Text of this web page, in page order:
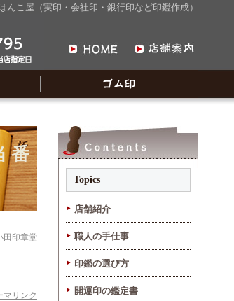
こ屋（実印・会社印・銀行印など印鑑作成）
番
田印章堂
マリンク
Topics
店舗紹介
職人の手仕事
印鑑の選び方
開運印の鑑定書